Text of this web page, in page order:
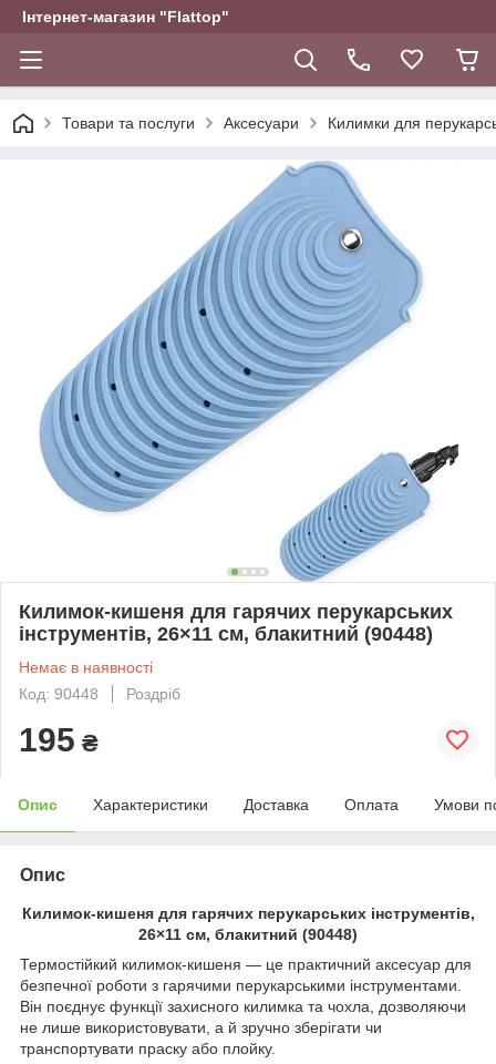
Інтернет-магазин "Flattop"
Товари та послуги Аксесуари Килимки для
Килимок-кишеня для гарячих перукарських
інструментів, 26×11 см, блакитний (90448)
Немає в наявності
Код: 90448
Роздріб
195 ₴
Опис Характеристики Доставка Оплата Умови
Опис
Килимок-кишеня для гарячих перукарських інструментів,
26×11 см, блакитний (90448)
Термостійкий килимок-кишеня — це практичний аксесуар для
безпечної роботи з гарячими перукарськими інструментами.
Він поєднує функції захисного килимка та чохла, дозволяючи
не лише використовувати, а й зручно зберігати чи
транспортувати праску або плойку.